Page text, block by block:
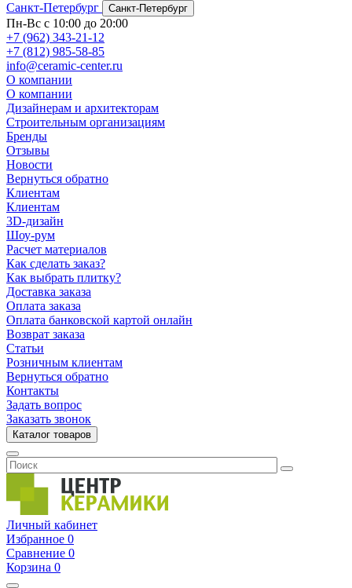
Санкт-Петербург
Санкт-Петербург
Пн-Вс с 10:00 до 20:00
+7 (962) 343-21-12
+7 (812) 985-58-85
info@ceramic-center.ru
О компании
О компании
Дизайнерам и архитекторам
Строительным организациям
Бренды
Отзывы
Новости
Вернуться обратно
Клиентам
Клиентам
3D-дизайн
Шоу-рум
Расчет материалов
Как сделать заказ?
Как выбрать плитку?
Доставка заказа
Оплата заказа
Оплата банковской картой онлайн
Возврат заказа
Статьи
Розничным клиентам
Вернуться обратно
Контакты
Задать вопрос
Заказать звонок
Каталог товаров
Личный кабинет
Избранное 0
Сравнение 0
Корзина 0